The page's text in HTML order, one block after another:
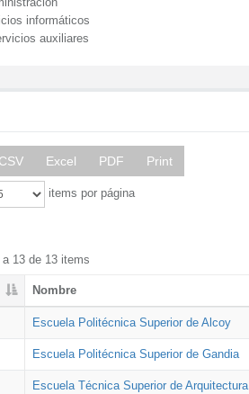
informáticos
auxiliares
CSV Excel PDF Print
items por página
a 13 de 13 items
Nombre
Escuela Politécnica Superior de Alcoy
Escuela Politécnica Superior de Gandia
Escuela Técnica Superior de Arquitectura